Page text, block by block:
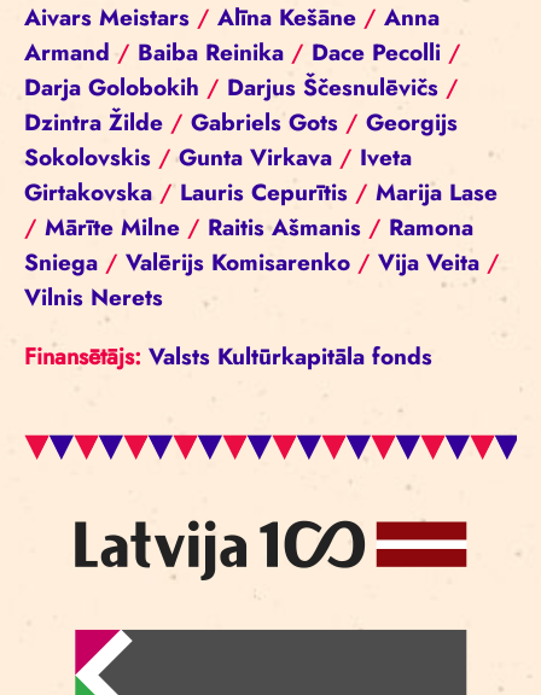
Aivars Meistars / Alīna Kešāne / Anna
Armand / Baiba Reinika / Dace Pecolli /
Darja Golobokih / Darjus Ščesnulēvičs /
Dzintra Žilde / Gabriels Gots / Georgijs
Sokolovskis /Gunta Virkava / Iveta
Girtakovska / Lauris Cepurītis / Marija Lase
/ Mārīte Milne / Raitis Ašmanis / Ramona
Sniega / Valērijs Komisarenko / Vija Veita /
Vilnis Nerets
Finansētājs: Valsts Kultūrkapitāla fonds